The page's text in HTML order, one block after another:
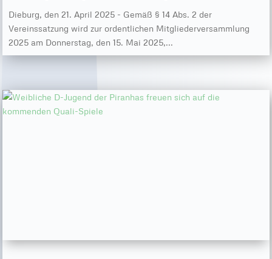
Dieburg, den 21. April 2025 - Gemäß § 14 Abs. 2 der
Vereinssatzung wird zur ordentlichen Mitgliederversammlung
2025 am Donnerstag, den 15. Mai 2025,...